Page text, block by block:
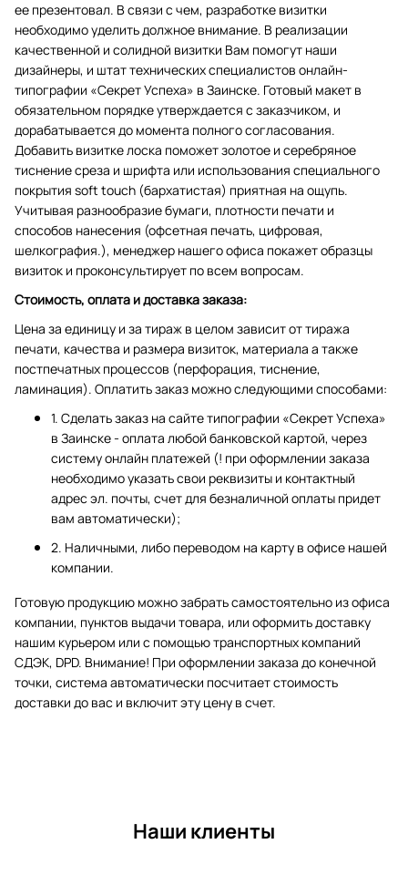
ее презентовал. В связи с чем, разработке визитки
необходимо уделить должное внимание. В реализации
качественной и солидной визитки Вам помогут наши
дизайнеры, и штат технических специалистов онлайн-
типографии «Секрет Успеха» в Заинске. Готовый макет в
обязательном порядке утверждается с заказчиком, и
дорабатывается до момента полного согласования.
Добавить визитке лоска поможет золотое и серебряное
тиснение среза и шрифта или использования специального
покрытия soft touch (бархатистая) приятная на ощупь.
Учитывая разнообразие бумаги, плотности печати и
способов нанесения (офсетная печать, цифровая,
шелкография.), менеджер нашего офиса покажет образцы
визиток и проконсультирует по всем вопросам.
Стоимость, оплата и доставка заказа:
Цена за единицу и за тираж в целом зависит от тиража
печати, качества и размера визиток, материала а также
постпечатных процессов (перфорация, тиснение,
ламинация). Оплатить заказ можно следующими способами:
1. Сделать заказ на сайте типографии «Секрет Успеха»
в Заинске - оплата любой банковской картой, через
систему онлайн платежей (! при оформлении заказа
необходимо указать свои реквизиты и контактный
адрес эл. почты, счет для безналичной оплаты придет
вам автоматически);
2. Наличными, либо переводом на карту в офисе нашей
компании.
Готовую продукцию можно забрать самостоятельно из офиса
компании, пунктов выдачи товара, или оформить доставку
нашим курьером или с помощью транспортных компаний
СДЭК, DPD. Внимание! При оформлении заказа до конечной
точки, система автоматически посчитает стоимость
доставки до вас и включит эту цену в счет.
Наши клиенты